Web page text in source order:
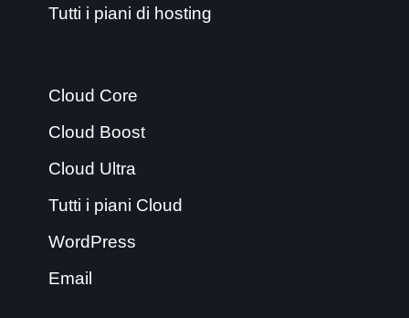
Tutti i piani di hosting
Cloud Core
Cloud Boost
Cloud Ultra
Tutti i piani Cloud
WordPress
Email